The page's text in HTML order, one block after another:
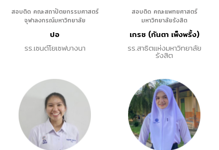
สอบติด คณะสถาปัตยกรรมศาสตร์
จุฬาลงกรณ์มหาวิทยาลัย
ปอ
รร.เซนต์โยเซฟบางนา
สอบติด คณะแพทยศาสตร์
มหาวิทยาลัยรังสิต
เกรซ (กันตา เพ็งพริ้ง)
รร.สาธิตแห่งมหาวิทยาลัย
รังสิต